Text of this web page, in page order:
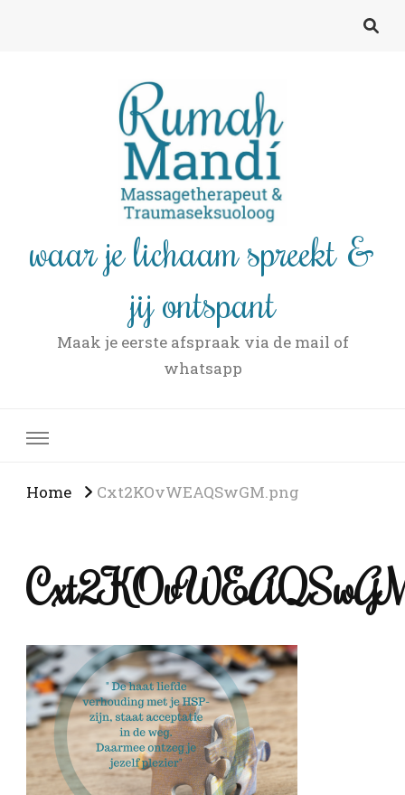
waar je lichaam spreekt &
jij ontspant
Maak je eerste afspraak via de mail of
whatsapp
Home Cxt2KOvWEAQSwGM.png